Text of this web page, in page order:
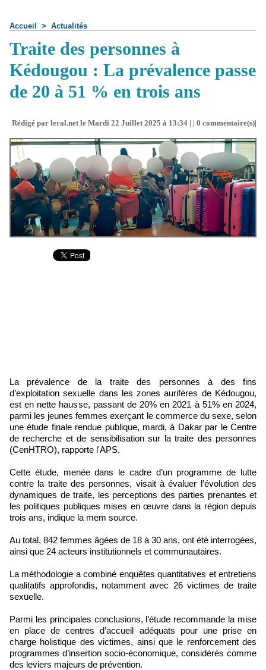
Accueil > Actualités
Traite des personnes à
Kédougou : La prévalence passe
de 20 à 51 % en trois ans
Rédigé par leral.net le Mardi 22 Juillet 2025 à 13:34 | | 0 commentaire(s)|
La prévalence de la traite des personnes à des fins
d’exploitation sexuelle dans les zones aurifères de Kédougou,
est en nette hausse, passant de 20% en 2021 à 51% en 2024,
parmi les jeunes femmes exerçant le commerce du sexe, selon
une étude finale rendue publique, mardi, à Dakar par le Centre
de recherche et de sensibilisation sur la traite des personnes
(CenHTRO), rapporte l'APS.
Cette étude, menée dans le cadre d’un programme de lutte
contre la traite des personnes, visait à évaluer l’évolution des
dynamiques de traite, les perceptions des parties prenantes et
les politiques publiques mises en œuvre dans la région depuis
trois ans, indique la mem source.
Au total, 842 femmes âgées de 18 à 30 ans, ont été interrogées,
ainsi que 24 acteurs institutionnels et communautaires.
La méthodologie a combiné enquêtes quantitatives et entretiens
qualitatifs approfondis, notamment avec 26 victimes de traite
sexuelle.
Parmi les principales conclusions, l’étude recommande la mise
en place de centres d’accueil adéquats pour une prise en
charge holistique des victimes, ainsi que le renforcement des
programmes d’insertion socio-économique, considérés comme
des leviers majeurs de prévention.